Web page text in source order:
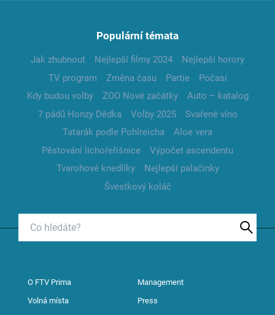
Populární témata
Jak zhubnout Nejlepší filmy 2024
Nejlepší horory
TV program
Změna času Partie
Počasí
Kdy budou volby
ZOO Nové začátky
Auto – katalog
7 pádů Honzy Dědka
Volby 2025
Svařené víno
Tatarák podle Pohlreicha
Aloe vera
Pěstování lichořeřišnice
Výpočet ascendentu
Tvarohové knedlíky
Nejlepší palačinky
Švestkový koláč
O FTV Prima Management
Volná místa Press